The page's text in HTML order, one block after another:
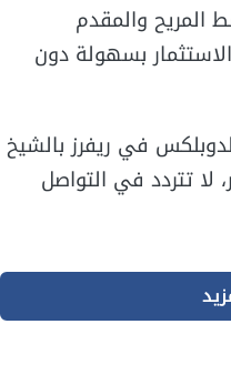
والمقدم
بسهولة دون
في ريفرز بالشيخ
لا تتردد في التواصل